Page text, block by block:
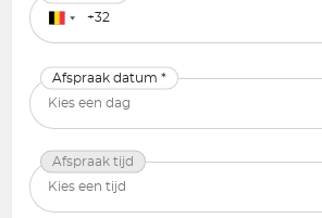
Afspraak datum *
Afspraak tijd